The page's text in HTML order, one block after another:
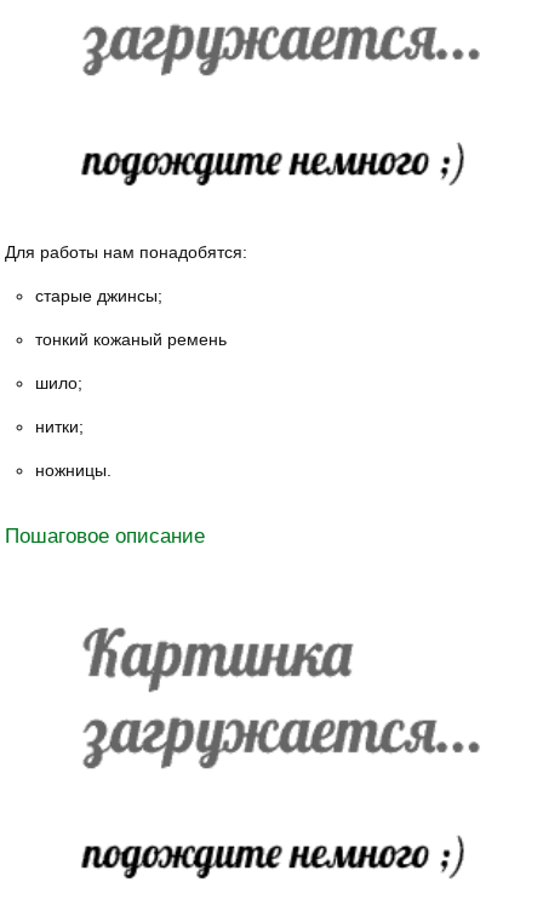
Для работы нам понадобятся:
старые джинсы;
тонкий кожаный ремень
шило;
нитки;
ножницы.
Пошаговое описание